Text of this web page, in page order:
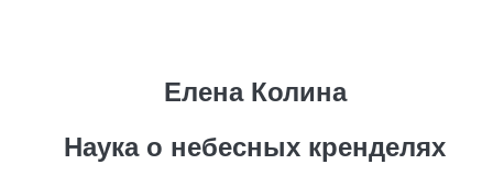
Елена Колина
Наука о небесных кренделях